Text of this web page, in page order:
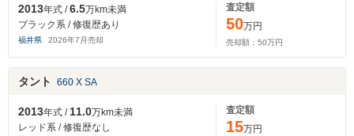
2013年式 /6.5万km未満
ブラック系 / 修復歴あり
福井県 2026年7 月売却
査定額
50万円
売却額： 50万円
タント 660 X SA
2013年式 / 11.0万km未満
レッド系 / 修復歴なし
査定額
15万円